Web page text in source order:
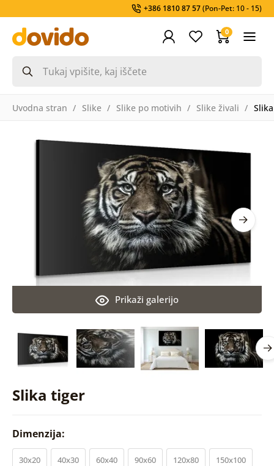
+386 1810 87 57(Pon-Pet: 10 - 15)
0
Uvodna stran Slike Slike po motivih Slike živali
Slika tiger
Prikaži galerijo
Dimenzija:
30x20 40x30 60x40 90x60 120x80 150x100